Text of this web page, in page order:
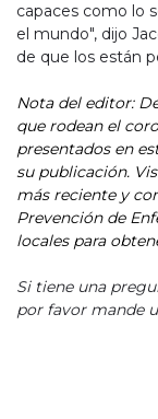
capaces como lo
el mundo", dijo
de que los están
Nota del editor:
que rodean el
presentados en
su publicación.
más reciente y
Prevención de
locales para
Si tiene una
por favor mande